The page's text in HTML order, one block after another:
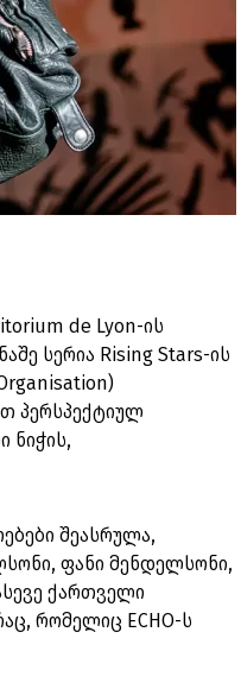
de Lyon-ის
სერია Rising Stars-ის
პერსპექტიულ
ნიჭის,
შეასრულა,
ფანი მენდელსონი,
ქართველი
რომელიც ECHO-ს